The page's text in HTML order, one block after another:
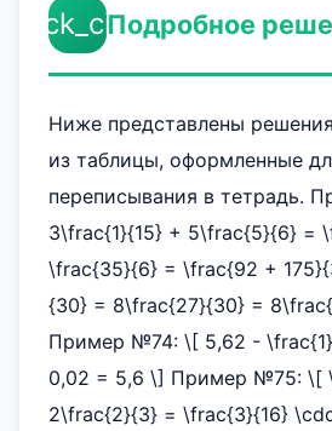
Подробное
Ниже представлены
из таблицы, оформленные
переписывания в тетрадь.
3\frac{1}{15} + 5\frac{5}{6} =
\frac{35}{6} = \frac{92 +
{30} = 8\frac{27}{30} =
Пример №74: \[ 5,62 -
0,02 = 5,6 \] Пример №75: \[
2\frac{2}{3} = \frac{3}{16}